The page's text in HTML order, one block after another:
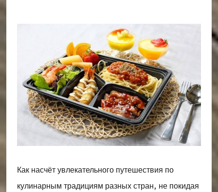
Как насчёт увлекательного путешествия по
кулинарным традициям разных стран, не покидая